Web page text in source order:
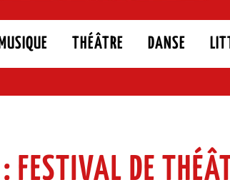
MUSIQUE THÉÂTRE DANSE
FESTIVAL DE